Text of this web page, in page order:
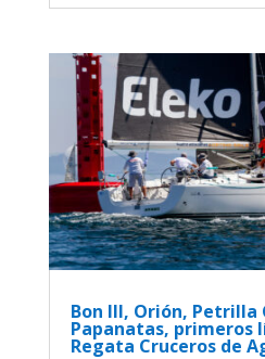
Bon III, Orión,
Papanatas, primeros
Regata Cruceros de